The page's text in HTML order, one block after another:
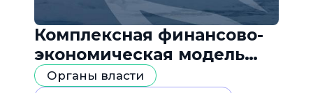
Комплексная финансово-
экономическая модель
«Северный морской путь»
Органы власти